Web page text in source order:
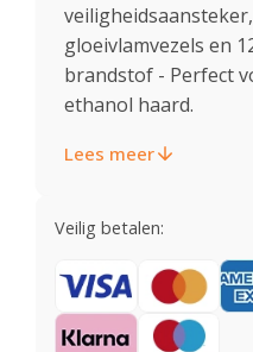
gloeivlamvezels en
brandstof - Perfect
ethanol haard.
Lees meer
Veilig betalen: